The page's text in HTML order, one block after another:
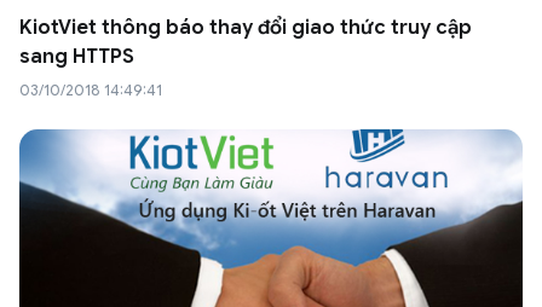
KiotViet thông báo thay đổi giao thức truy cập
sang HTTPS
03/10/2018 14:49:41